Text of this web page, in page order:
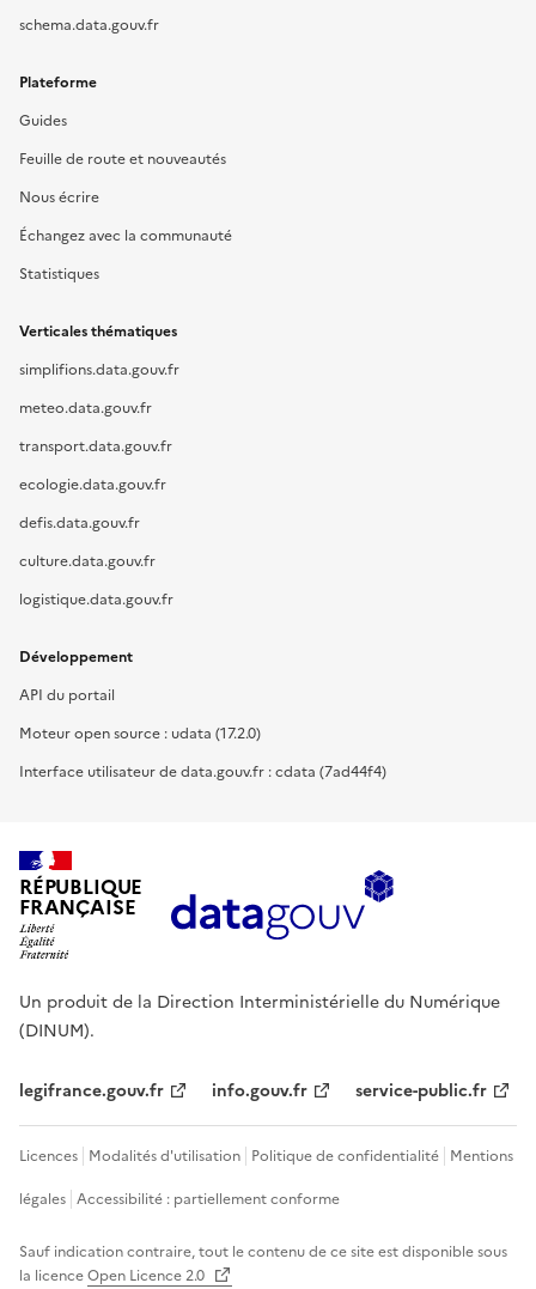
schema.data.gouv.fr
Plateforme
Guides
Feuille de route et nouveautés
Nous écrire
Échangez avec la communauté
Statistiques
Verticales thématiques
simplifions.data.gouv.fr
meteo.data.gouv.fr
transport.data.gouv.fr
ecologie.data.gouv.fr
defis.data.gouv.fr
culture.data.gouv.fr
logistique.data.gouv.fr
Développement
API du portail
Moteur open source : udata (17.2.0)
Interface utilisateur de data.gouv.fr : cdata (7ad44f4)
RÉPUBLIQUE
FRANÇAISE
Un produit de la Direction Interministérielle du Numérique
(DINUM).
legifrance.gouv.fr info.gouv.fr service-public.fr
Licences Modalités d'utilisation Politique de confidentialité Mentions
légales Accessibilité : partiellement conforme
Sauf indication contraire, tout le contenu de ce site est disponible sous
la licenceOpen Licence 2.0